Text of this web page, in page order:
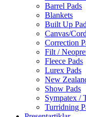
Barrel Pads
Blankets
Built Up
Canvas/
Correction
Filt /
Fleece Pads
Lurex Pads
New
Show Pads
Sympatex /
Turridning